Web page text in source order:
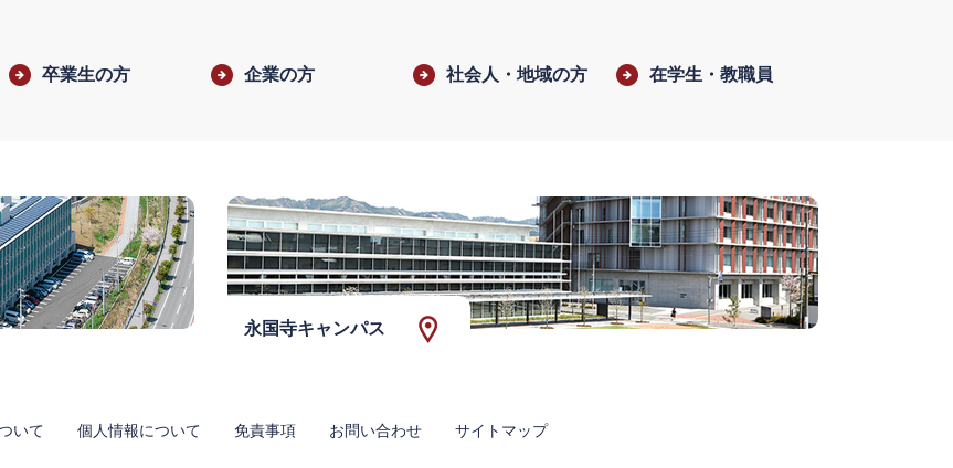
卒業生の方 企業の方 社会人・地域の方 在学生・教職員
永国寺キャンパス
いて 個人情報について 免責事項 お問い合わせ サイトマップ